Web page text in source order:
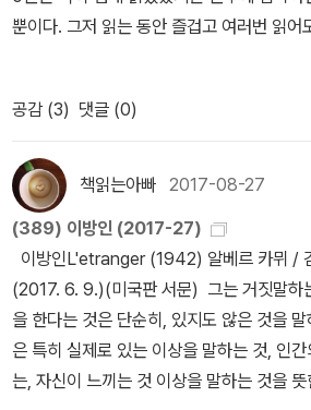
다. 11 (이방인에 대한 편지 - 이방인을 연극
했었을 때 왜사장이 못마땅한 기색을 보였는
다.오늘이 바로 토요일인 것이다. 이를테면
버리고 있었던 셈인데, 자리에서 일어나면서
른 것이다. 사장은 자연히 내가 그렇게 되면
흘 동안 쉬게 될 것을 생각했을 것이므로, 그
게 여겨졌을 리가 없다. 그러나 한편으로 생
을 오늘 치르지 않고 어제 치른 것은 내 탓이
는 토요일과 일요일을 나는 어차피 쉬게 되
고 해서 사장의 심정을 이해할 수 없는 바도
랑스는 1940년대 중반에 이미 주 5일제가
가 붙인 원주가 이번 열린책들판에서도 잘
사상의 이 두 측면에 관해서는 <죽음의 집
작품) 중 '유죄성(물론 인간의)은 의심의 여
구절(모무스의 말) '측량기사 K의 유죄성은
교해볼 것.'이라는 게 카뮈의 원주다. 그리고
록> 운운한 대목. 김화영 교수의 번역본을
서(문예출판사판은 옳게 옮기고 있다) 카프
작품을 도스토옙스키의 <죽음의 집의 기
다(김화영 교수는 <수용소에서>라고 옮겼
빚어졌는지는 잘 가늠이 되지 않는다(여러
요로 한다). 최초 번역본에 책임을 추궁할
의 오류는 아니다. 원주에는 '도스토옙스키
은 전쟁 (장강명 / 예담 / 516쪽) ​(2017-15) 데미안 (헤르만 헤세 /
전영애 / 민음사 / 239쪽) ​(2017-16) 만화
영 / 까치 / 254쪽) ​(2017-18) 로크 <통치
터 드러커 / 남상진 / 청림출판 / 376쪽) (2017-20) 관용에 관한 편
지 (존 로크 / 공진성 / 책세상 / 171쪽) (2017-21) 표현의 기술 (유
시민 / 생각의 길 / 368쪽) ​(2017-22) 성장을 위한 책읽기 (안광복
/ 학교도서관저널 / 320쪽) ​(2017-23) 싯
박병덕 / 민음사 / 240쪽) ​(2017-24) 리바이어던 (김용환 / 홉스 /
살림 / 283쪽) ​(2017-25) (만화) 리바이
훈(그림) / 주니어김영사 / 211쪽) (2017-
(진병운 / 서울대학교 철학사상연구소 /
뿐이다. 그저 읽는 동안 즐겁고 여러번 읽어
들이 절반이다. 순위와 무관한 순서지만 그
늦게 읽은 <전쟁은 여자의 얼굴을 하지 않았
그만큼에 값하는 둔중한 울림이 있다.
공감 (3) 댓글 (0)
책읽는아빠 2017-08-27
(389) 이방인 (2017-27)
이방인L'etranger (1942) 알베르 카뮈 /
(2017. 6. 9.)(미국판 서문) 그는 거짓말하
을 한다는 것은 단순히, 있지도 않은 것을
은 특히 실제로 있는 이상을 말하는 것, 인
는, 자신이 느끼는 것 이상을 말하는 것을